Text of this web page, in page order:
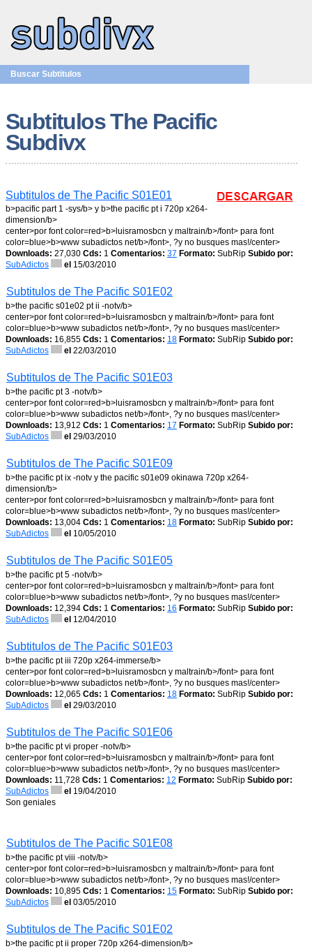
Buscar Subtitulos
Subtitulos The Pacific
Subdivx
Subtitulos de The Pacific S01E01
b>pacific part 1 -sys/b> y b>the pacific pt i 720p x264-
dimension/b>
center>por font color=red>b>luisramosbcn y maltrain/b>/font> para font
color=blue>b>www subadictos net/b>/font>, ?y no busques mas!/center>
Downloads: 27,030 Cds: 1 Comentarios: 37 Formato: SubRip Subido por:
SubAdictos
el 15/03/2010
Subtitulos de The Pacific S01E02
b>the pacific s01e02 pt ii -notv/b>
center>por font color=red>b>luisramosbcn y maltrain/b>/font> para font
color=blue>b>www subadictos net/b>/font>, ?y no busques mas!/center>
Downloads: 16,855 Cds: 1 Comentarios: 18 Formato: SubRip Subido por:
SubAdictos
el 22/03/2010
Subtitulos de The Pacific S01E03
b>the pacific pt 3 -notv/b>
center>por font color=red>b>luisramosbcn y maltrain/b>/font> para font
color=blue>b>www subadictos net/b>/font>, ?y no busques mas!/center>
Downloads: 13,912 Cds: 1 Comentarios: 17 Formato: SubRip Subido por:
SubAdictos
el 29/03/2010
Subtitulos de The Pacific S01E09
b>the pacific pt ix -notv y the pacific s01e09 okinawa 720p x264-
dimension/b>
center>por font color=red>b>luisramosbcn y maltrain/b>/font> para font
color=blue>b>www subadictos net/b>/font>, ?y no busques mas!/center>
Downloads: 13,004 Cds: 1 Comentarios: 18 Formato: SubRip Subido por:
SubAdictos
el 10/05/2010
Subtitulos de The Pacific S01E05
b>the pacific pt 5 -notv/b>
center>por font color=red>b>luisramosbcn y maltrain/b>/font> para font
color=blue>b>www subadictos net/b>/font>, ?y no busques mas!/center>
Downloads: 12,394 Cds: 1 Comentarios: 16 Formato: SubRip Subido por:
SubAdictos
el 12/04/2010
Subtitulos de The Pacific S01E03
b>the pacific pt iii 720p x264-immerse/b>
center>por font color=red>b>luisramosbcn y maltrain/b>/font> para font
color=blue>b>www subadictos net/b>/font>, ?y no busques mas!/center>
Downloads: 12,065 Cds: 1 Comentarios: 18 Formato: SubRip Subido por:
SubAdictos
el 29/03/2010
Subtitulos de The Pacific S01E06
b>the pacific pt vi proper -notv/b>
center>por font color=red>b>luisramosbcn y maltrain/b>/font> para font
color=blue>b>www subadictos net/b>/font>, ?y no busques mas!/center>
Downloads: 11,728 Cds: 1 Comentarios: 12 Formato: SubRip Subido por:
SubAdictos
el 19/04/2010
Son geniales
Subtitulos de The Pacific S01E08
b>the pacific pt viii -notv/b>
center>por font color=red>b>luisramosbcn y maltrain/b>/font> para font
color=blue>b>www subadictos net/b>/font>, ?y no busques mas!/center>
Downloads: 10,895 Cds: 1 Comentarios: 15 Formato: SubRip Subido por:
SubAdictos
el 03/05/2010
Subtitulos de The Pacific S01E02
b>the pacific pt ii proper 720p x264-dimension/b>